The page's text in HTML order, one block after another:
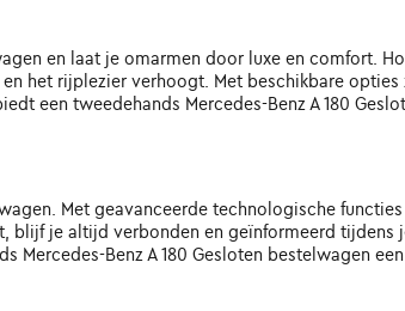
en laat je omarmen door luxe en comfort.
het rijplezier verhoogt. Met beschikbare
een tweedehands Mercedes-Benz A 180
Met geavanceerde technologische
je altijd verbonden en geïnformeerd tijdens
Benz A 180 Gesloten bestelwagen